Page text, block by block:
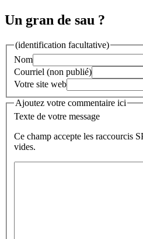
Un gran de sau ?
(identification facultative)
Nom
Courriel (non publié)
Votre site web
Ajoutez votre commentaire ici
Texte de votre message
Ce champ accepte les raccourcis
vides.